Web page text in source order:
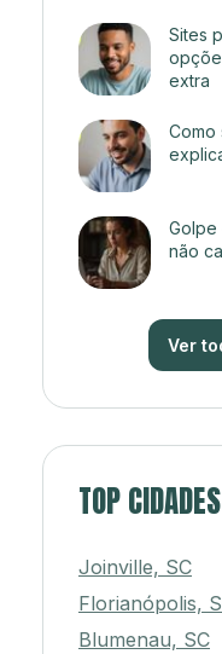
Sites
extra
Como
Golpe
não
Ver
TOP
Joinville, SC
Florianópolis,
Blumenau, SC